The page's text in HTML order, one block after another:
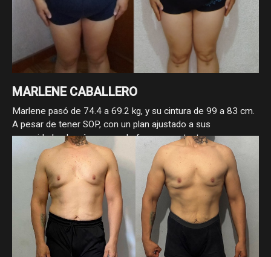
MARLENE CABALLERO
Marlene pasó de 74.4 a 69.2 kg, y su cintura de 99 a 83 cm.
A pesar de tener SOP, con un plan ajustado a sus
necesidades logró avanzar de forma constante,
demostrando que con enfoque y estrategia, sí se puede
progresar.